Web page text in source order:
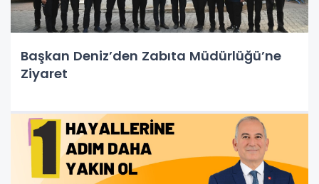
Başkan Deniz’den Zabıta Müdürlüğü’ne
Ziyaret